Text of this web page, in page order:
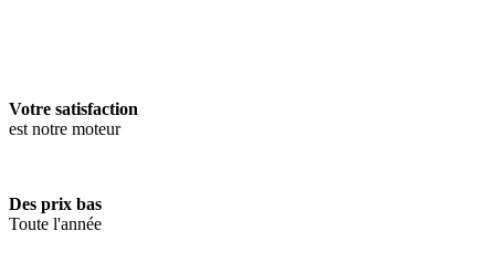
Votre satisfaction
est notre moteur
Des prix bas
Toute l'année